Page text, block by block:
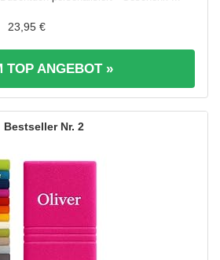
23,95 €
TOP ANGEBOT »
2